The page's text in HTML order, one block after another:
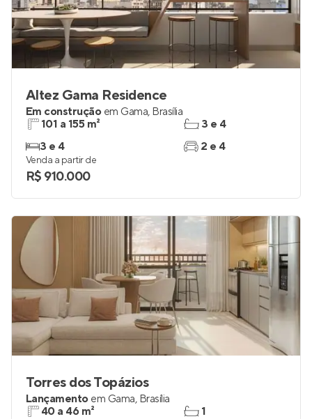
Altez Gama Residence
Em construção em Gama, Brasília
101 a 155 m²
3 e 4
3 e 4
2 e 4
Venda a partir de
R$ 910.000
Torres dos Topázios
Lançamento em Gama, Brasília
40 a 46 m²
1